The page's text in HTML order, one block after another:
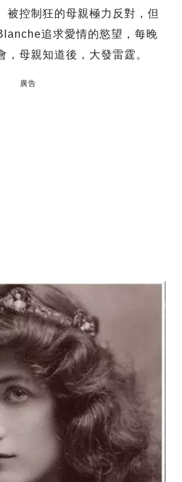
被控制狂的母親極力反對，但
追求愛情的慾望，每晚
，母親知道後，大發雷霆。
廣告